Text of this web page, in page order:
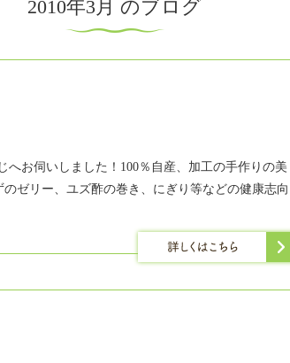
2010年3月 のブログ
お伺いしました！100％自産、加工の手作りの美
ゼリー、ユズ酢の巻き、にぎり等などの健康志向